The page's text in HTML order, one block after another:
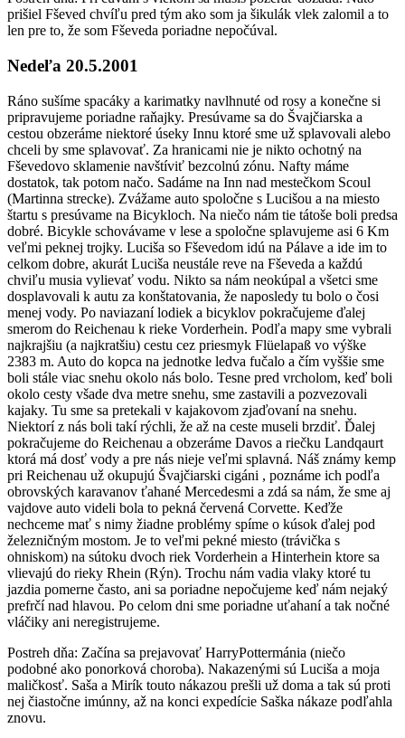
prišiel Fševed chvíľu pred tým ako som ja šikulák vlek zalomil a to
len pre to, že som Fševeda poriadne nepočúval.
Nedeľa 20.5.2001
​Ráno sušíme spacáky a karimatky navlhnuté od rosy a konečne si
pripravujeme poriadne raňajky. Presúvame sa do Švajčiarska a
cestou obzeráme niektoré úseky Innu ktoré sme už splavovali alebo
chceli by sme splavovať. Za hranicami nie je nikto ochotný na
Fševedovo sklamenie navštíviť bezcolnú zónu. Nafty máme
dostatok, tak potom načo. Sadáme na Inn nad mestečkom Scoul
(Martinna strecke). Zvážame auto spoločne s Lucišou a na miesto
štartu s presúvame na Bicykloch. Na niečo nám tie tátoše boli predsa
dobré. Bicykle schovávame v lese a spoločne splavujeme asi 6 Km
veľmi peknej trojky. Luciša so Fševedom idú na Pálave a ide im to
celkom dobre, akurát Luciša neustále reve na Fševeda a každú
chviľu musia vylievať vodu. Nikto sa nám neokúpal a všetci sme
dosplavovali k autu za konštatovania, že naposledy tu bolo o čosi
menej vody. Po naviazaní lodiek a bicyklov pokračujeme ďalej
smerom do Reichenau k rieke Vorderhein. Podľa mapy sme vybrali
najkrajšiu (a najkratšiu) cestu cez priesmyk Flüelapaß vo výške
2383 m. Auto do kopca na jednotke ledva fučalo a čím vyššie sme
boli stále viac snehu okolo nás bolo. Tesne pred vrcholom, keď boli
okolo cesty všade dva metre snehu, sme zastavili a pozvezovali
kajaky. Tu sme sa pretekali v kajakovom zjaďovaní na snehu.
Niektorí z nás boli takí rýchli, že až na ceste museli brzdiť. Ďalej
pokračujeme do Reichenau a obzeráme Davos a riečku Landqaurt
ktorá má dosť vody a pre nás nieje veľmi splavná. Náš známy kemp
pri Reichenau už okupujú Švajčiarski cigáni , poznáme ich podľa
obrovských karavanov ťahané Mercedesmi a zdá sa nám, že sme aj
vajdove auto videli bola to pekná červená Corvette. Keďže
nechceme mať s nimy žiadne problémy spíme o kúsok ďalej pod
železničným mostom. Je to veľmi pekné miesto (trávička s
ohniskom) na sútoku dvoch riek Vorderhein a Hinterhein ktore sa
vlievajú do rieky Rhein (Rýn). Trochu nám vadia vlaky ktoré tu
jazdia pomerne často, ani sa poriadne nepočujeme keď nám nejaký
prefrčí nad hlavou. Po celom dni sme poriadne uťahaní a tak nočné
vláčiky ani neregistrujeme.
Postreh dňa: Začína sa prejavovať HarryPottermánia (niečo
podobné ako ponorková choroba). Nakazenými sú Luciša a moja
maličkosť. Saša a Mirík touto nákazou prešli už doma a tak sú proti
nej čiastočne imúnny, až na konci expedície Saška nákaze podľahla
znovu.